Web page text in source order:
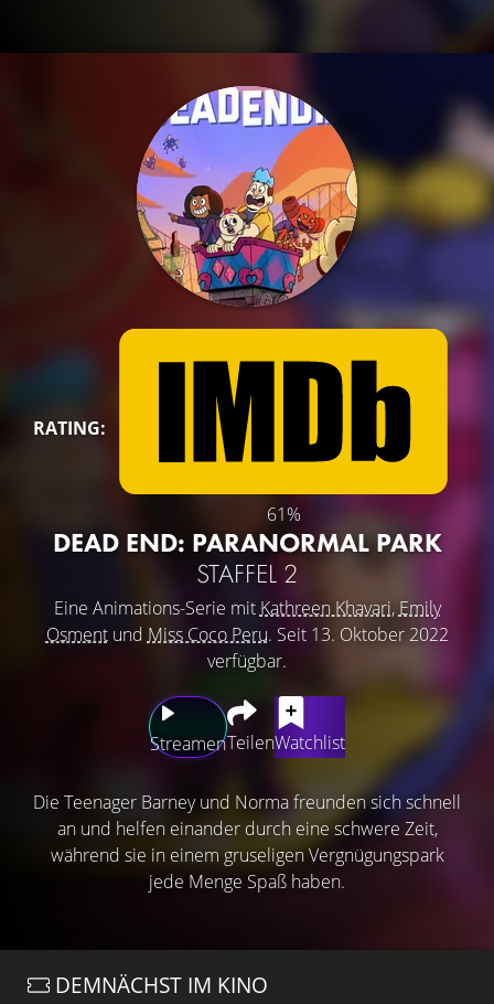
RATING:
61%
DEAD END: PARANORMAL PARK
STAFFEL 2
Eine Animations-Serie mit Kathreen Khavari,Emily
Osmentund Miss Coco Peru. Seit 13. Oktober 2022
verfügbar.
StreamenTeilenWatchlist
Die Teenager Barney und Norma freunden sich schnell
an und helfen einander durch eine schwere Zeit,
während sie in einem gruseligen Vergnügungspark
jede Menge Spaß haben.
DEMNÄCHST IM KINO